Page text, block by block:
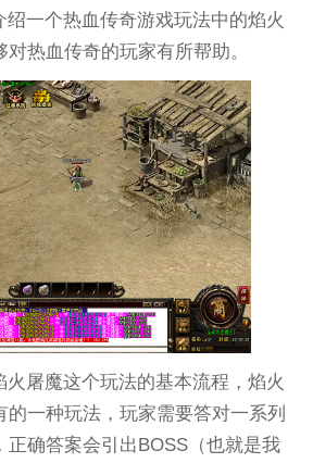
绍一个热血传奇游戏玩法中的焰火
热血传奇的玩家有所帮助。
火屠魔这个玩法的基本流程，焰火
的一种玩法，玩家需要答对一系列
正确答案会引出BOSS（也就是我